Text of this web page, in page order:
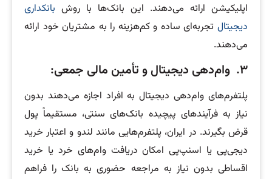
اپلیکیشن ارائه می‌دهند. این بانک‌ها با روش بانکداری
دیجیتال تجربه‌ای ساده و کم‌هزینه را به مشتریان خود ارائه
می‌دهند.
۳. وام‌دهی دیجیتال و تأمین مالی جمعی:
پلتفرم‌های وام‌دهی دیجیتال به افراد اجازه می‌دهند بدون
نیاز به فرآیندهای پیچیده بانک‌های سنتی، مستقیماً پول
قرض بگیرند. در ایران، پلتفرم‌هایی مانند لندو و اعتبار خرید
دیجی‌پی یا اسنپ‌پی امکان دریافت وام‌های خرد یا خرید
اقساطی بدون نیاز به مراجعه حضوری به بانک را فراهم